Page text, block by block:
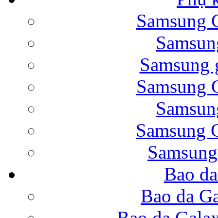
Bao da Samsung
Bao da Galaxy
Nắp lưng Samsung
Samsung
Samsung
Samsung
Bao
Bao da